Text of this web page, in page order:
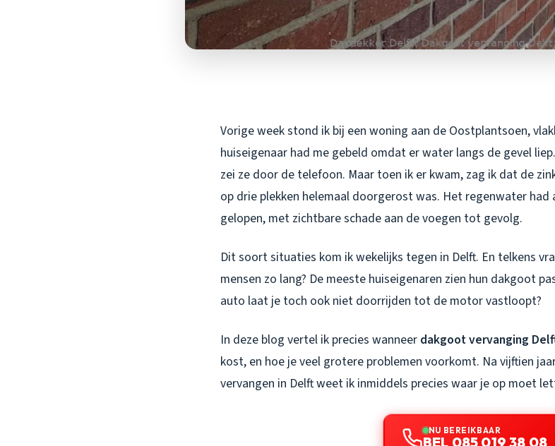
Vorige week stond ik bij een woning aan de Oostplantsoen,
huiseigenaar had me gebeld omdat er water langs de gevel
zei ze door de telefoon. Maar toen ik er kwam, zag ik dat de
op drie plekken helemaal doorgerost was. Het regenwater
gelopen, met zichtbare schade aan de voegen tot gevolg.
Dit soort situaties kom ik wekelijks tegen in Delft. En telkens
mensen zo lang? De meeste huiseigenaren zien hun dakgoot
auto laat je toch ook niet doorrijden tot de motor vastloopt?
In deze blog vertel ik precies wanneer dakgoot vervanging
kost, en hoe je veel grotere problemen voorkomt. Na vijftien
vervangen in Delft weet ik inmiddels precies waar je op moet
NU BEREIKBAAR
BEL 085 019 38 08